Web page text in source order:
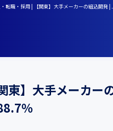
転職・採用 | 【関東】大手メーカーの組込開発
関東】大手メーカ
％